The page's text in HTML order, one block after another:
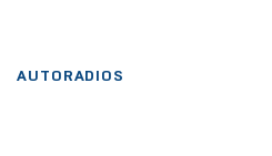
AUTORADIOS